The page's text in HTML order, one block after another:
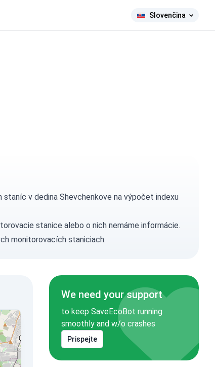
Slovenčina
v dedina Shevchenkove na výpočet indexu
stanice alebo o nich nemáme informácie.
monitorovacích staniciach.
We need your support
to keep SaveEcoBot running
smoothly and w/o crashes
Prispejte